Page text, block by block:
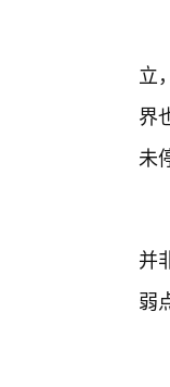
立
界
未
并
弱